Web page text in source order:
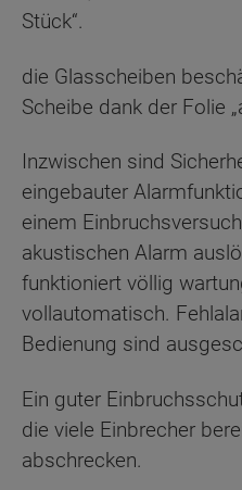
Stück“.
die Glasscheiben
Scheibe dank der Folie
Inzwischen sind
eingebauter
einem
akustischen Alarm
funktioniert völlig
vollautomatisch.
Bedienung sind
Ein guter
die viele Einbrecher
abschrecken.